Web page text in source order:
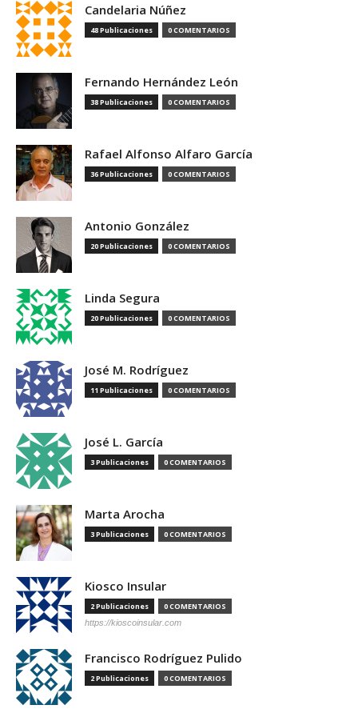
Candelaria Núñez
48 Publicaciones 0 COMENTARIOS
Fernando Hernández León
38 Publicaciones 0 COMENTARIOS
Rafael Alfonso Alfaro García
36 Publicaciones 0 COMENTARIOS
Antonio González
20 Publicaciones 0 COMENTARIOS
Linda Segura
20 Publicaciones 0 COMENTARIOS
José M. Rodríguez
11 Publicaciones 0 COMENTARIOS
José L. García
3 Publicaciones 0 COMENTARIOS
Marta Arocha
3 Publicaciones 0 COMENTARIOS
Kiosco Insular
2 Publicaciones 0 COMENTARIOS
https://kioscoinsular.com
Francisco Rodríguez Pulido
2 Publicaciones 0 COMENTARIOS